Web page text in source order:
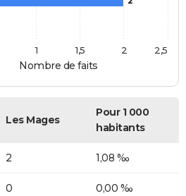
Nombre de faits
1 1,5 2 2,5
Les Mages
Pour 1 000
habitants
2 1,08 ‰
0 0,00 ‰